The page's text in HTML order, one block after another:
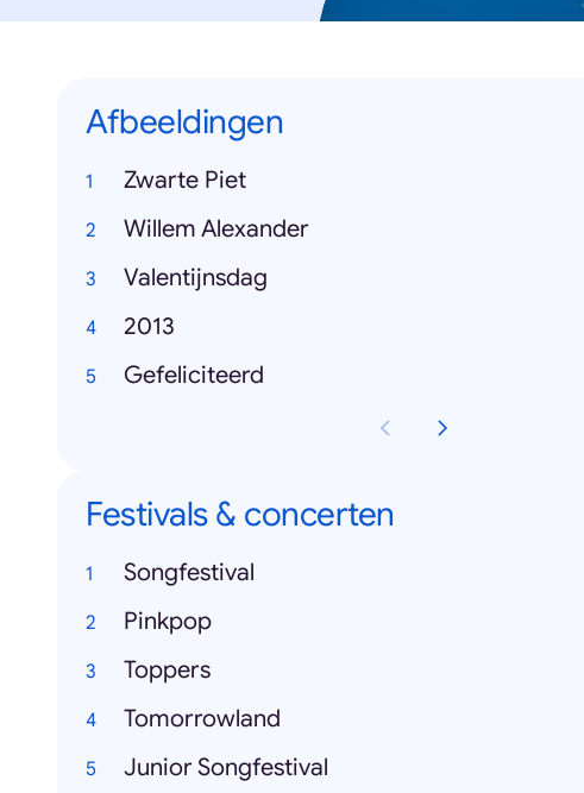
Afbeeldingen
Zwarte Piet
Willem Alexander
Valentijnsdag
2013
Gefeliciteerd
Festivals & concerten
Songfestival
Pinkpop
Toppers
Tomorrowland
Junior Songfestival